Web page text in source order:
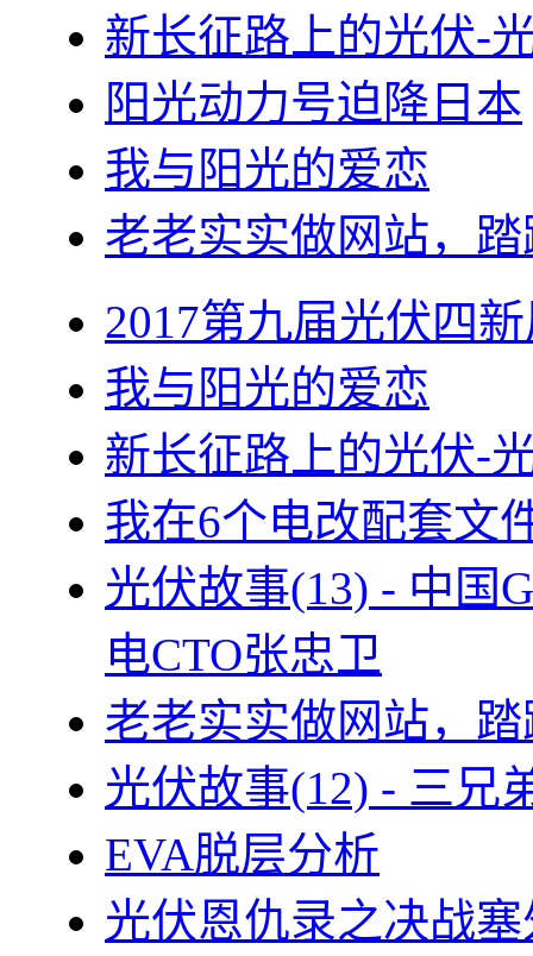
新长征路上的光伏-
阳光动力号迫降日本
我与阳光的爱恋
老老实实做网站，
2017第九届光伏四
我与阳光的爱恋
新长征路上的光伏-
我在6个电改配套文
光伏故事(13) - 中国
电CTO张忠卫
老老实实做网站，
光伏故事(12) - 三兄
EVA脱层分析
光伏恩仇录之决战